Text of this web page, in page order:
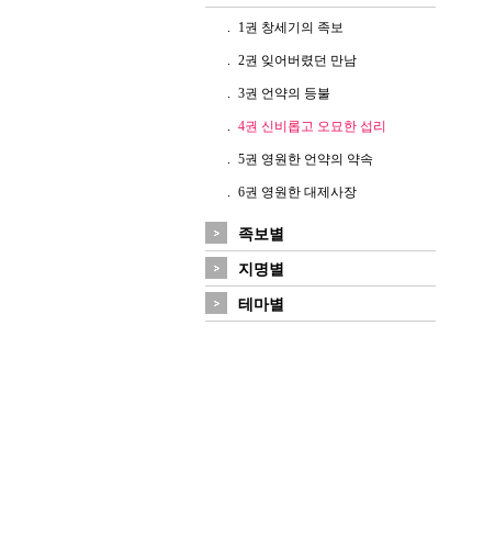
1권 창세기의 족보
2권 잊어버렸던 만남
3권 언약의 등불
4권 신비롭고 오묘한 섭리
5권 영원한 언약의 약속
6권 영원한 대제사장
족보별
지명별
테마별